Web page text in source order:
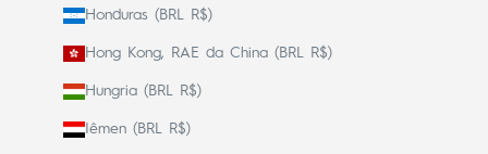
Honduras (BRL R$)
Hong Kong, RAE da China (BRL R$)
Hungria (BRL R$)
Iêmen (BRL R$)